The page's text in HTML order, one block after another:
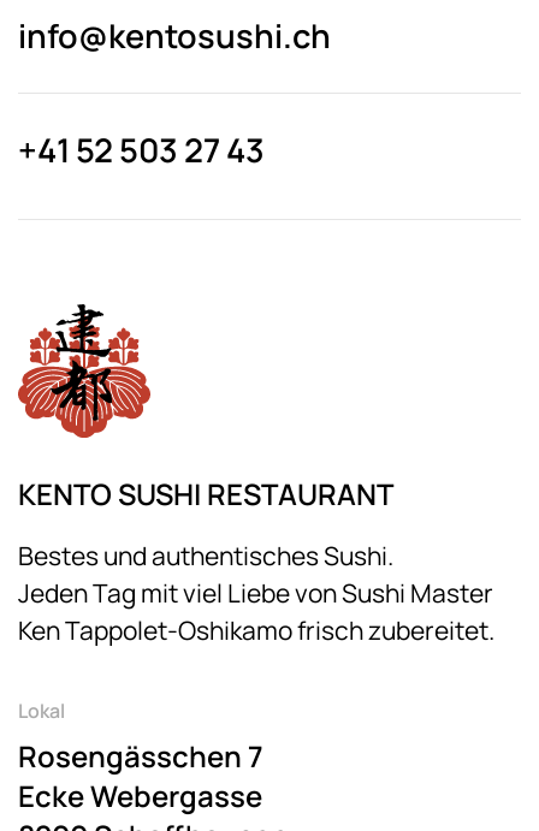
info@kentosushi.ch
+41 52 503 27 43
KENTO SUSHI RESTAURANT
Bestes und authentisches Sushi.
Jeden Tag mit viel Liebe von Sushi Master
Ken Tappolet-Oshikamo frisch zubereitet.
Lokal
Rosengässchen 7
Ecke Webergasse